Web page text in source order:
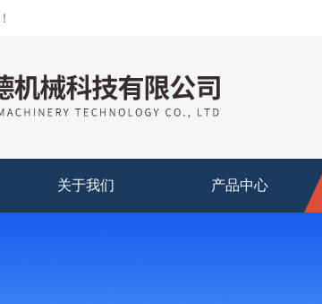
关于我们 产品中心